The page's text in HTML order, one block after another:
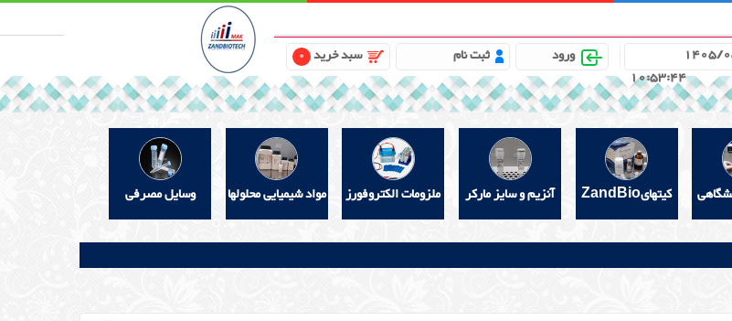
1405/
10:53:45
ورود ثبت نام سبد خرید 0
کیتهایZandBio آنزیم و سایز مارکر ملزومات الکتروفورز مواد شیمیایی محلولها وسایل مصرفی